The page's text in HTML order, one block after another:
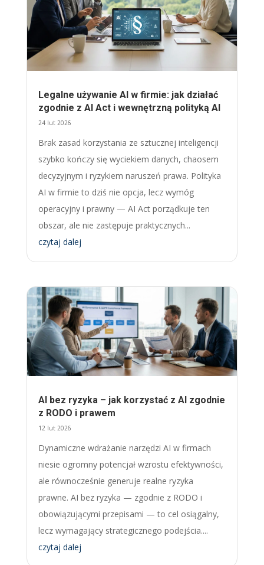
Legalne używanie AI w firmie: jak działać
zgodnie z AI Act i wewnętrzną polityką AI
24 lut 2026
Brak zasad korzystania ze sztucznej inteligencji
szybko kończy się wyciekiem danych, chaosem
decyzyjnym i ryzykiem naruszeń prawa. Polityka
AI w firmie to dziś nie opcja, lecz wymóg
operacyjny i prawny — AI Act porządkuje ten
obszar, ale nie zastępuje praktycznych...
czytaj dalej
AI bez ryzyka – jak korzystać z AI zgodnie
z RODO i prawem
12 lut 2026
Dynamiczne wdrażanie narzędzi AI w firmach
niesie ogromny potencjał wzrostu efektywności,
ale równocześnie generuje realne ryzyka
prawne. AI bez ryzyka — zgodnie z RODO i
obowiązującymi przepisami — to cel osiągalny,
lecz wymagający strategicznego podejścia....
czytaj dalej